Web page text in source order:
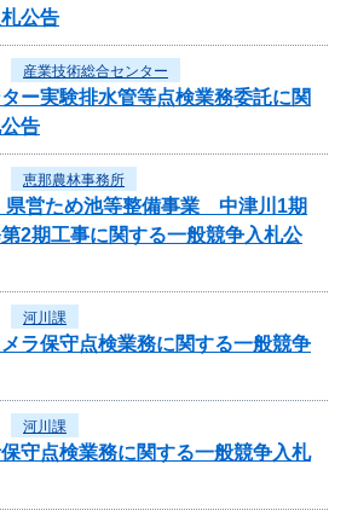
公告
産業技術総合センター
ー実験排水管等点検業務委託に関
告
恵那農林事務所
県営ため池等整備事業 中津川1期
2期工事に関する一般競争入札公
河川課
ラ保守点検業務に関する一般競争
河川課
守点検業務に関する一般競争入札